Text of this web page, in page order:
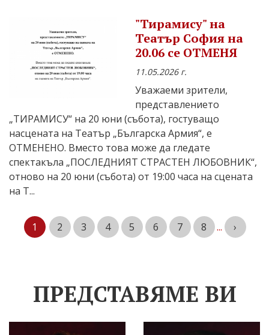
"Тирамису" на
Театър София на
20.06 се ОТМЕНЯ
11.05.2026 г.
Уважаеми зрители,
представлението
„ТИРАМИСУ“ на 20 юни (събота), гостуващо
насцената на Театър „Българска Армия“, е
ОТМЕНЕНО. Вместо това може да гледате
спектакъла „ПОСЛЕДНИЯТ СТРАСТЕН ЛЮБОВНИК“,
отново на 20 юни (събота) от 19:00 часа на сцената
на Т...
1 2 3 4 5 6 7 8 ... ›
ПРЕДСТАВЯМЕ ВИ